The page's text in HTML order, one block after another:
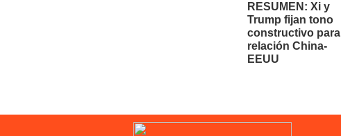
RESUMEN: Xi y
Trump fijan tono
constructivo para
relación China-
EEUU